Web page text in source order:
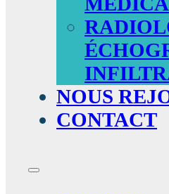
NOUS
CONTACT